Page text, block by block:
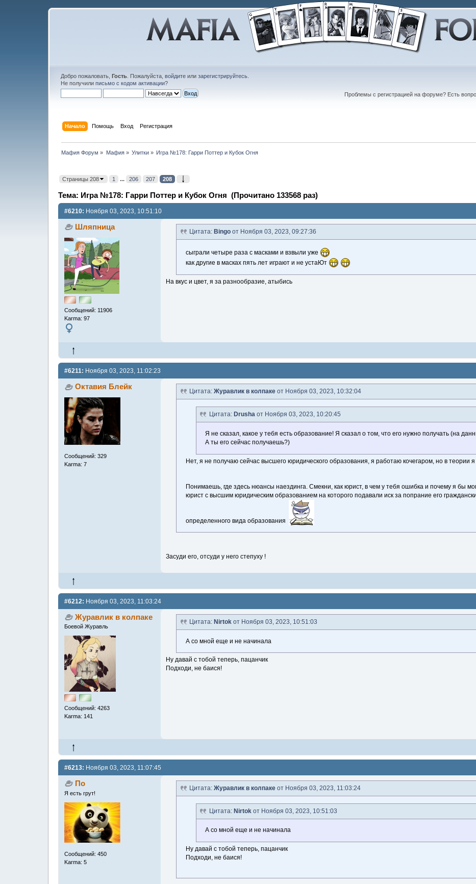
Добро пожаловать,Гость . Пожалуйста,войдите илизарегистрируйтесь
Не получилиписьмо с кодом активации?
Проблемы с регистрацией на форуме? Есть
Начало Помощь Вход Регистрация
Мафия Форум » Мафия» Улитки» Игра №178: Гарри Поттер и Кубок Огня
Страницы 208
1 ... 206 207 208
Тема: Игра №178: Гарри Поттер и Кубок Огня (Прочитано 133568 раз)
#6210: Ноября 03, 2023, 10:51:10
Шляпница
Сообщений: 11906
Karma: 97
Цитата: Bingo от Ноября 03, 2023, 09:27:36
сыграли четыре раза с масками и взвыли уже
как другие в масках пять лет играют и не устаЮт
На вкус и цвет, я за разнообразие, атыбись
#6211: Ноября 03, 2023, 11:02:23
Октавия Блейк
Сообщений: 329
Karma: 7
Цитата:Журавлик в колпаке от Ноября 03, 2023, 10:32:04
Цитата: Drushaот Ноября 03, 2023, 10:20:45
Я не сказал, какое у тебя есть образование! Я сказал о том, что его нужно получать (на
А ты его сейчас получаешь?)
Нет, я не получаю сейчас высшего юридического образования, я работаю кочегаром, но в теории
Понимаешь, где здесь нюансы наездинга. Смекни, как юрист, в чем у тебя ошибка и почему я бы
юрист с высшим юридическим образованием на которого подавали иск за попрание его
определенного вида образования
Засуди его, отсуди у него степуху !
#6212: Ноября 03, 2023, 11:03:24
Журавлик в колпаке
Боевой Журавль
Сообщений: 4263
Karma: 141
Цитата:Nirtok от Ноября 03, 2023, 10:51:03
А со мной еще и не начинала
Ну давай с тобой теперь, пацанчик
Подходи, не баися!
#6213: Ноября 03, 2023, 11:07:45
По
Я есть грут!
Сообщений: 450
Karma: 5
Цитата:Журавлик в колпаке от Ноября 03, 2023, 11:03:24
Цитата: Nirtokот Ноября 03, 2023, 10:51:03
А со мной еще и не начинала
Ну давай с тобой теперь, пацанчик
Подходи, не баися!